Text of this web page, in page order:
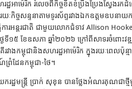
ឋអាម៉េរិក រំលេចពីកិច្ចខិតខំប្រឹងប្រែងស្វែងរ
យៈកិច្ចសន្ទនាតាមទូរស័ព្ទរវាងឯកឧត្តមឧបនាយក
រអន្តរជាតិ ជាមួយលោកជំទាវ Allison
ៃទី១៥ ខែឧសភា ឆ្នាំ២០២៦ ក្រៅពីសាទរចំពោះ
រវាងកម្ពុជានិងសហរដ្ឋអាម៉េរិក ក្នុងរយៈពេលប៉ុ
ព្រំដែនកម្ពុជា-ថៃ។
រដ្ឋមន្ត្រី ប្រាក់ សុខុន បានថ្លែងអំណរគុណជាថ្មី